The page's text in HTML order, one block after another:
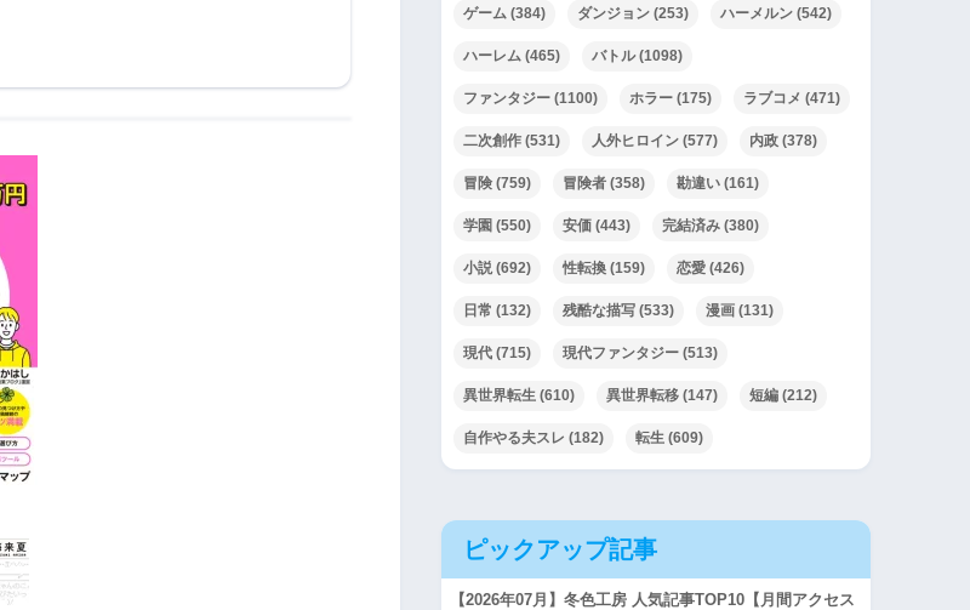
ゲーム (384) ダンジョン (253) ハーメルン (542)
ハーレム (465) バトル(1098)
ファンタジー (1100) ホラー (175) ラブコメ (471)
二次創作 (531) 人外ヒロイン (577) 内政 (378)
冒険 (759) 冒険者 (358) 勘違い (161)
学園 (550) 安価 (443) 完結済み (380)
小説(692) 性転換 (159) 恋愛 (426)
日常 (132) 残酷な描写 (533) 漫画 (131)
現代 (715) 現代ファンタジー (513)
異世界転生 (610) 異世界転移 (147) 短編 (212)
自作やる夫スレ (182) 転生 (609)
ピックアップ記事
【2026年07月】冬色工房 人気記事TOP10【月間アクセス